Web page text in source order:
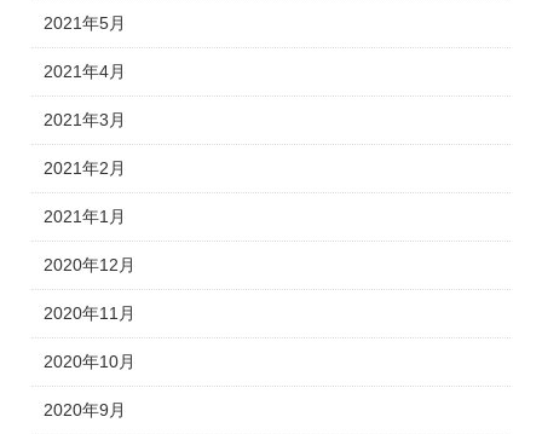
2021年5月
2021年4月
2021年3月
2021年2月
2021年1月
2020年12月
2020年11月
2020年10月
2020年9月